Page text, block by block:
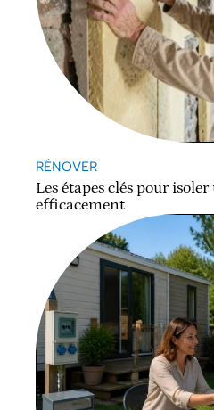
RÉNOVER
Les étapes clés pour
efficacement